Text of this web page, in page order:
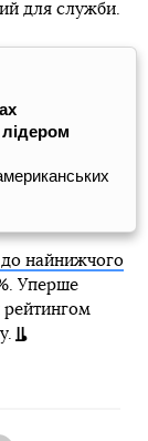
для служби.
найнижчого
Уперше
рейтингом